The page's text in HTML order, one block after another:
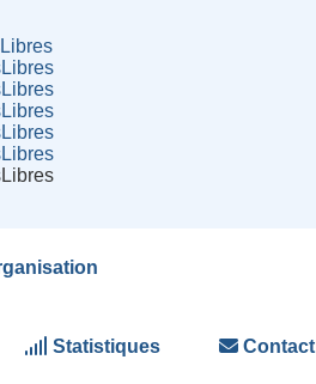
Statistiques Contact